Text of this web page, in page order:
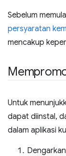
Sebelum
persyaratan
mencakup
Untuk
dapat diinstal,
dalam aplikasi